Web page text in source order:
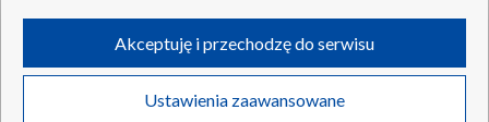
Informacje o nadawcy
Program dla prasy
Kanały
©2026 Telewizja Polska S.A. w likwidacji
ruchu w Internecie.
Twoje dane osobowe zbierane podczas odwiedzania przez Ciebie
poszczególnych serwisówna Portalu, takie jak adresy IP, identyfikatory
Ustawienia zaawansowane
Akceptuję i przechodzę do serwisu